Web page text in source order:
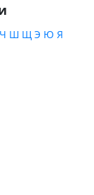
Ч Ш Щ Э Ю Я